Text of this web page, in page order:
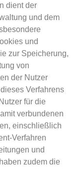
dient der
und dem
und
zur Speicherung,
von
der Nutzer
Verfahrens
für die
verbundenen
einschließlich
Verfahren
und
zudem die